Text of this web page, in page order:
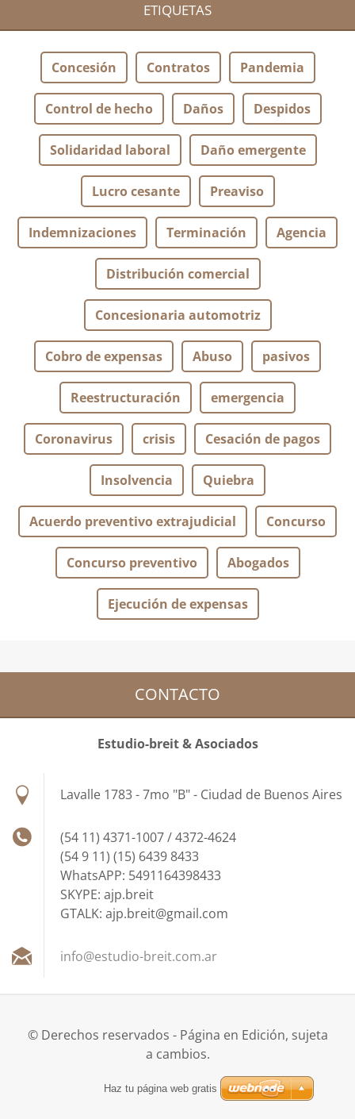
ETIQUETAS
Concesión Contratos Pandemia
Control de hecho Daños Despidos
Solidaridad laboral Daño emergente
Lucro cesante Preaviso
Indemnizaciones Terminación Agencia
Distribución comercial
Concesionaria automotriz
Cobro de expensas Abuso pasivos
Reestructuración emergencia
Coronavirus crisis Cesación de pagos
Insolvencia Quiebra
Acuerdo preventivo extrajudicial Concurso
Concurso preventivo Abogados
Ejecución de expensas
CONTACTO
Estudio-breit & Asociados
Lavalle 1783 - 7mo "B" - Ciudad de Buenos Aires
(54 11) 4371-1007 / 4372-4624
(54 9 11) (15) 6439 8433
WhatsAPP: 5491164398433
SKYPE: ajp.breit
GTALK: ajp.breit@gmail.com
info@estudio-breit.com.ar
© Derechos reservados - Página en Edición, sujeta
a cambios.
Haz tu página web gratis